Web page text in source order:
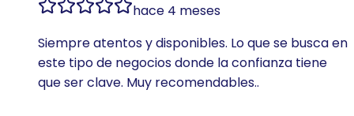
hace 4 meses
Siempre atentos y disponibles. Lo que se busca en
este tipo de negocios donde la confianza tiene
que ser clave. Muy recomendables..